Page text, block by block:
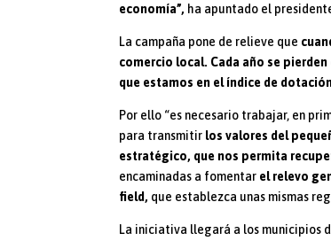
economía”, ha apuntado el
La campaña pone de relieve que
comercio local. Cada año se
que estamos en el índice de
Por ello “es necesario trabajar, en
para transmitir los valores del
estratégico, que nos permita
encaminadas a fomentar el relevo
field, que establezca unas mismas
La iniciativa llegará a los municipios